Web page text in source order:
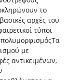
το
αρχές του
τύποι
με
αντικειμένων,